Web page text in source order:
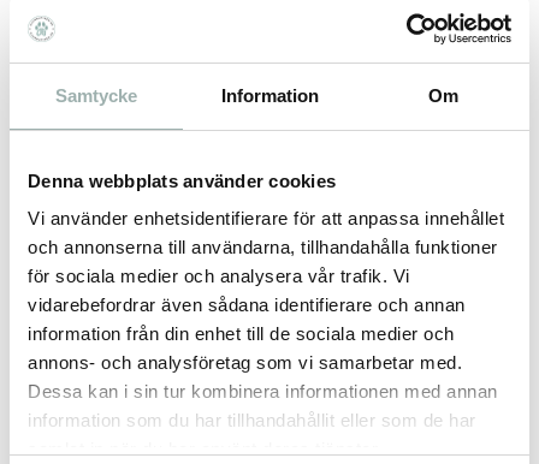
Samtycke Information Om
Denna webbplats använder cookies
Vi använder enhetsidentifierare för att anpassa innehållet
och annonserna till användarna, tillhandahålla funktioner
för sociala medier och analysera vår trafik. Vi
vidarebefordrar även sådana identifierare och annan
information från din enhet till de sociala medier och
annons- och analysföretag som vi samarbetar med.
Dessa kan i sin tur kombinera informationen med annan
information som du har tillhandahållit eller som de har
Hög proteinhalt
Ingredienser:
glycerin.
Näringsämnen:
Protein 38%, råfett 20%, vattenhalt 8%, aska
8%, råfiber 1%.
Omdömen